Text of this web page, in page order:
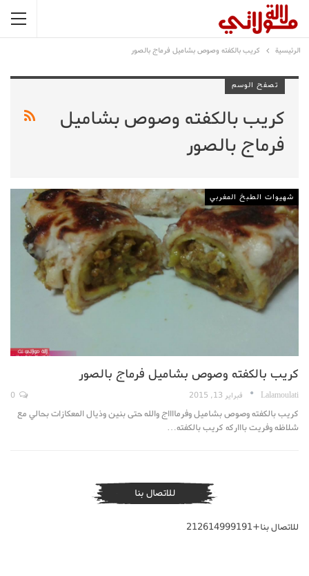
الرئيسية كريب بالكفته وصوص بشاميل فرماج بالصور
تصفح الوسم
كريب بالكفته وصوص بشاميل
فرماج بالصور
شهيوات الطبخ المغربي
كريب بالكفته وصوص بشاميل فرماج بالصور
Lalamoulati فبراير 13, 2015
كريب بالكفته وصوص بشاميل وفرمااااج والله حتى بنين وذيال المعكازات بحالي مع
شلاظه وفريت باااركه كريب بالكفته…
للاتصال بنا
للاتصال بنا+212614999191